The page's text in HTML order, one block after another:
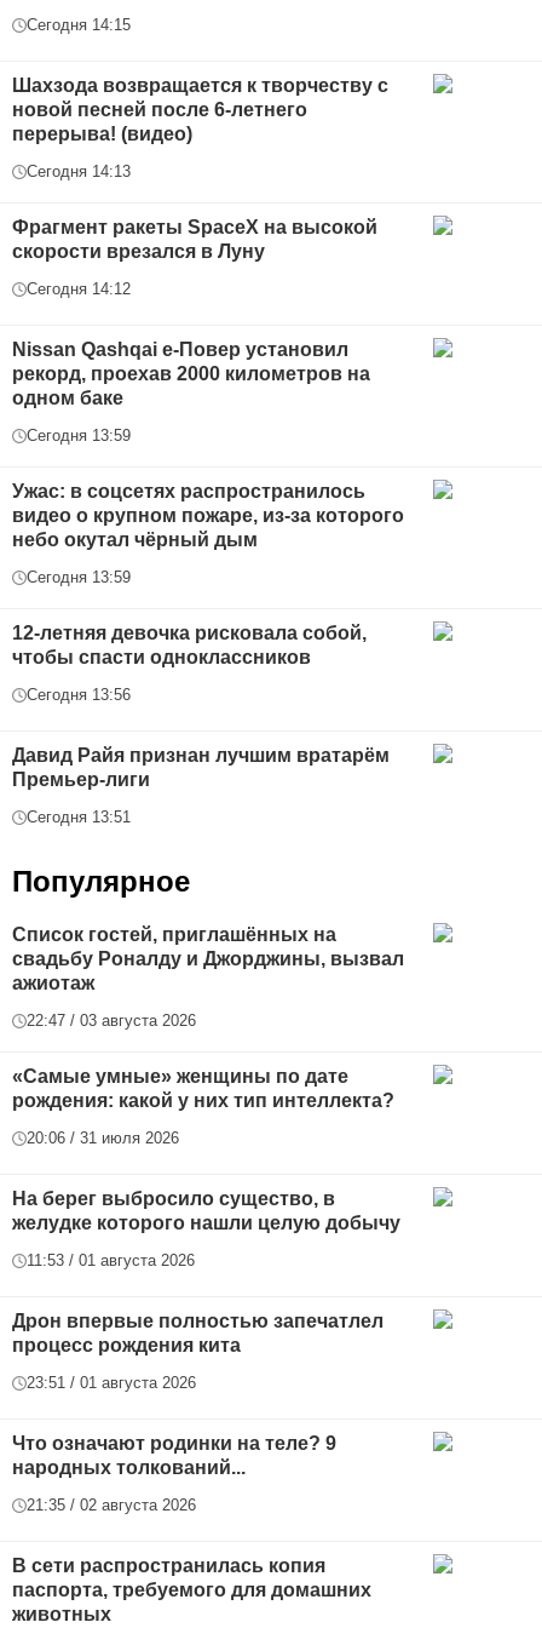
Сегодня 14:15
Шахзода возвращается к творчеству с
новой песней после 6-летнего
перерыва! (видео)
Сегодня 14:13
Фрагмент ракеты SpaceX на высокой
скорости врезался в Луну
Сегодня 14:12
Nissan Qashqai е-Повер установил
рекорд, проехав 2000 километров на
одном баке
Сегодня 13:59
Ужас: в соцсетях распространилось
видео о крупном пожаре, из-за которого
небо окутал чёрный дым
Сегодня 13:59
12-летняя девочка рисковала собой,
чтобы спасти одноклассников
Сегодня 13:56
Давид Райя признан лучшим вратарём
Премьер-лиги
Сегодня 13:51
Популярное
Список гостей, приглашённых на
свадьбу Роналду и Джорджины, вызвал
ажиотаж
22:47 / 03 августа 2026
«Самые умные» женщины по дате
рождения: какой у них тип интеллекта?
20:06 / 31 июля 2026
На берег выбросило существо, в
желудке которого нашли целую добычу
11:53 / 01 августа 2026
Дрон впервые полностью запечатлел
процесс рождения кита
23:51 / 01 августа 2026
Что означают родинки на теле? 9
народных толкований...
21:35 / 02 августа 2026
В сети распространилась копия
паспорта, требуемого для домашних
животных